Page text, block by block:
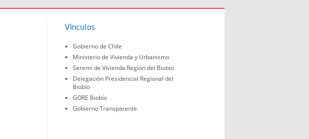
Vínculos
Gobierno de Chile
Ministerio de Vivienda y Urbanismo
Seremi de Vivienda Región del Biobio
Delegación Presidencial Regional del
Biobío
GORE Biobío
Gobierno Transparente